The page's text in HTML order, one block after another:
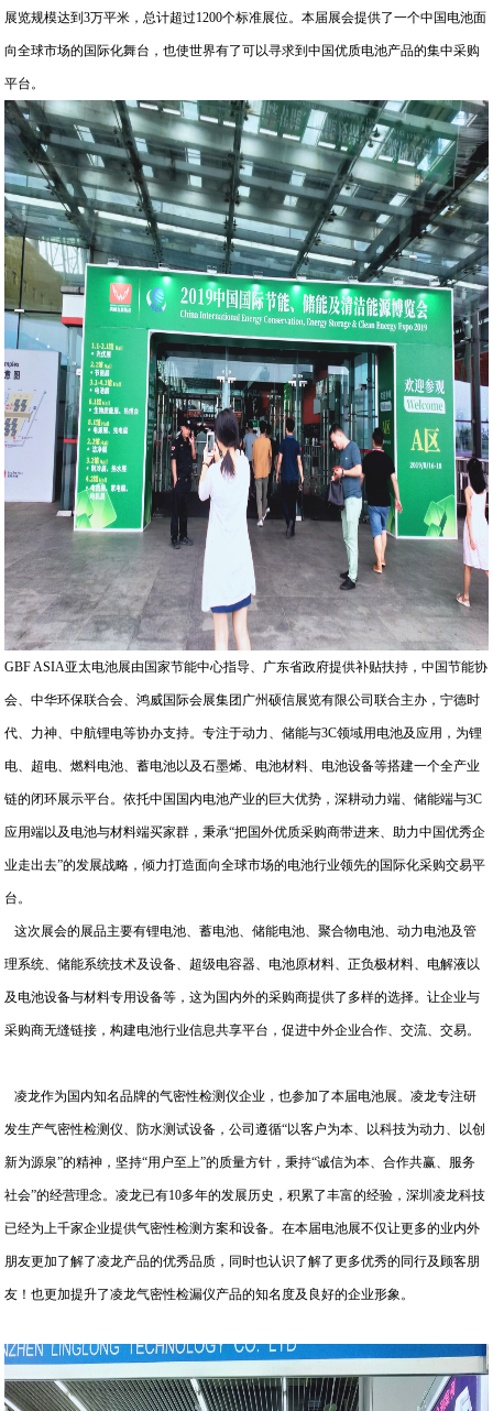
展览规模达到3万平米，总计超过1200个标准展位。本届展会提供了一个中国电池面
向全球市场的国际化舞台，也使世界有了可以寻求到中国优质电池产品的集中采购
平台。
GBF ASIA亚太电池展由国家节能中心指导、广东省政府提供补贴扶持，中国节能协
会、中华环保联合会、鸿威国际会展集团广州硕信展览有限公司联合主办，宁德时
代、力神、中航锂电等协办支持。专注于动力、储能与3C领域用电池及应用，为锂
电、超电、燃料电池、蓄电池以及石墨烯、电池材料、电池设备等搭建一个全产业
链的闭环展示平台。依托中国国内电池产业的巨大优势，深耕动力端、储能端与3C
应用端以及电池与材料端买家群，秉承“把国外优质采购商带进来、助力中国优秀企
业走出去”的发展战略，倾力打造面向全球市场的电池行业领先的国际化采购交易平
台。
这次展会的展品主要有锂电池、蓄电池、储能电池、聚合物电池、动力电池及管
理系统、储能系统技术及设备、超级电容器、电池原材料、正负极材料、电解液以
及电池设备与材料专用设备等，这为国内外的采购商提供了多样的选择。让企业与
采购商无缝链接，构建电池行业信息共享平台，促进中外企业合作、交流、交易。
凌龙作为国内知名品牌的气密性检测仪企业，也参加了本届电池展。凌龙专注研
发生产气密性检测仪、防水测试设备，公司遵循“以客户为本、以科技为动力、以创
新为源泉”的精神，坚持“用户至上”的质量方针，秉持“诚信为本、合作共赢、服务
社会”的经营理念。凌龙已有10多年的发展历史，积累了丰富的经验，深圳凌龙科技
已经为上千家企业提供气密性检测方案和设备。在本届电池展不仅让更多的业内外
朋友更加了解了凌龙产品的优秀品质，同时也认识了解了更多优秀的同行及顾客朋
友！也更加提升了凌龙气密性检漏仪产品的知名度及良好的企业形象。